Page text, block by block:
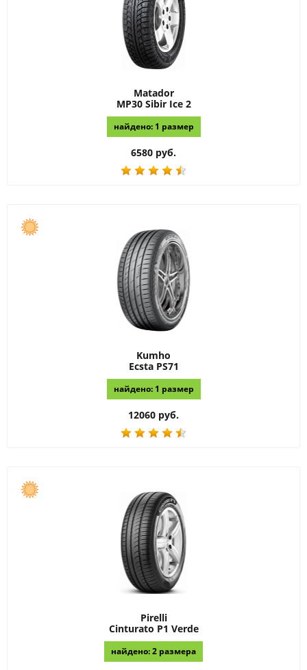
Matador
MP30 Sibir Ice 2
найдено: 1 размер
6580 руб.
Kumho
Ecsta PS71
найдено: 1 размер
12060 руб.
Pirelli
Cinturato P1 Verde
найдено: 2 размера